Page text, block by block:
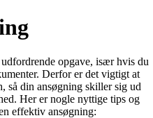
opgave, især hvis du
Derfor er det vigtigt at
så din ansøgning skiller sig ud
Her er nogle nyttige tips og
effektiv ansøgning: